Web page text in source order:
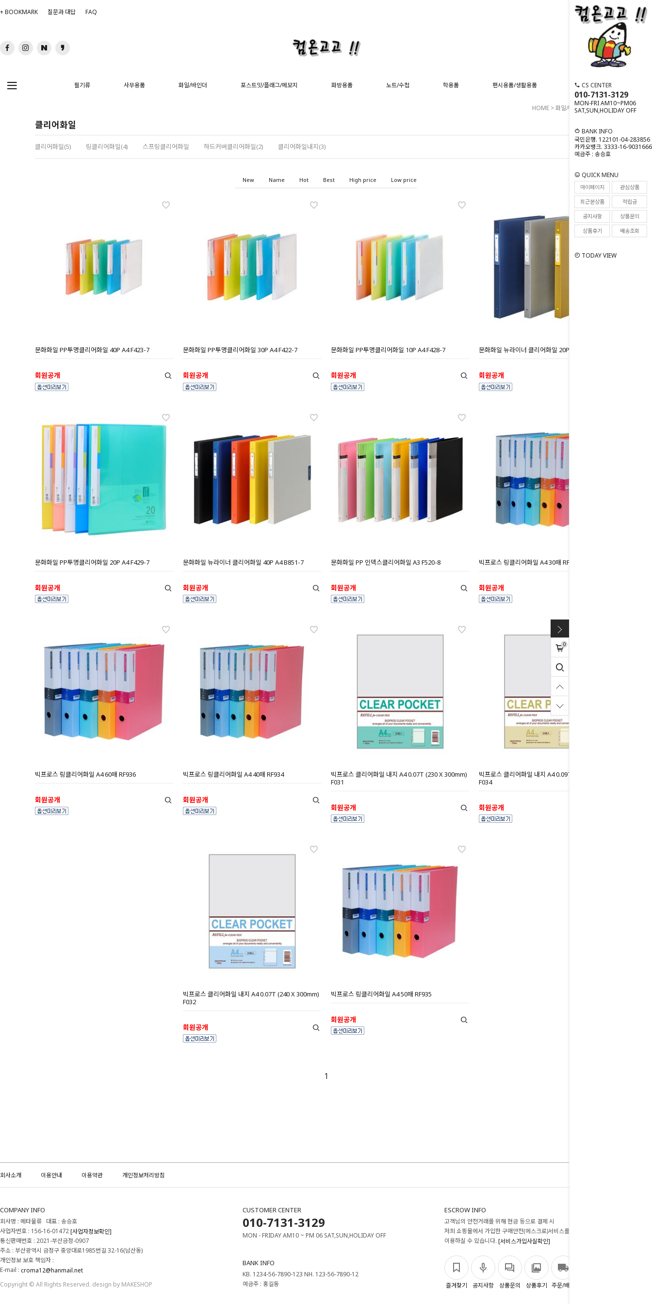
+ BOOKMARK 질문과 대답 FAQ
필기류 사무용품 화일/바인더 포스트잇/플래그/메모지 화방용품 노트/수첩 학용품 팬시용품/생활용품 스포츠용품
CS CENTER
010-7131-3129
MON-FRI AM10~PM06
SAT,SUN,HOLIDAY OFF
BANK INFO
국민은행. 122101-04-283856
카카오뱅크. 3333-16-9031666
예금주 : 송승호
QUICK MENU
마이페이지
관심상품
최근본상품
적립금
공지사항
상품문의
상품후기
배송조회
TODAY VIEW
0
HOME >화일/바인더>클리어화일
클리어화일
클리어화일(5) 링클리어화일(4) 스프링클리어화일 하드커버클리어화일(2) 클리어화일내지(3)
New Name Hot Best High price Low price
문화화일 PP투명클리어화일 40P A4 F423-7
회원공개
문화화일 PP투명클리어화일 30P A4 F422-7
회원공개
문화화일 PP투명클리어화일 10P A4 F428-7
회원공개
문화화일 뉴라이너 클리어화일 20P A4 F850-7
회원공개
문화화일 PP투명클리어화일 20P A4 F429-7
회원공개
문화화일 뉴라이너 클리어화일 40P A4 B851-7
회원공개
문화화일 PP 인덱스클리어화일 A3 F520-8
회원공개
빅프로스 링클리어화일 A4 30매 RF933
회원공개
빅프로스 링클리어화일 A4 60매 RF936
회원공개
빅프로스 링클리어화일 A4 40매 RF934
회원공개
빅프로스 클리어화일 내지 A4 0.07T (230 X 300mm)
F031
회원공개
빅프로스 클리어화일 내지 A4 0.09T (240 X 300mm)
F034
회원공개
빅프로스 클리어화일 내지 A4 0.07T (240 X 300mm)
F032
회원공개
빅프로스 링클리어화일 A4 50매 RF935
회원공개
1
회사소개 이용안내 이용약관 개인정보처리방침
COMPANY INFO
회사명 : 메타물류 대표 : 송승호
사업자번호 : 156-16-01472[사업자정보확인]
통신판매번호 : 2021-부산금정-0907
주소 : 부산광역시 금정구 중앙대로1985번길 32-16(남산동)
개인정보 보호 책임자 :
E-mail : croma12@hanmail.net
Copyright © All Rights Reserved. design by MAKESHOP
CUSTOMER CENTER
010-7131-3129
MON - FRIDAY AM10 ~ PM 06 SAT,SUN,HOLIDAY OFF
BANK INFO
KB. 1234-56-7890-123 NH. 123-56-7890-12
예금주 : 홍길동
ESCROW INFO
고객님의 안전거래를 위해 현금 등으로 결제 시
저희 쇼핑몰에서 가입한 구매안전(에스크로)서비스를
이용하실 수 있습니다. [서비스가입사실확인]
즐겨찾기 공지사항 상품문의 상품후기 주문/배송